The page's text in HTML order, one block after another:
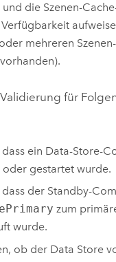
die Szenen-
mehreren
für
ein Data-Store-
oder gestartet wurde.
dass der Standby-
zum
wurde.
ob der Data Store